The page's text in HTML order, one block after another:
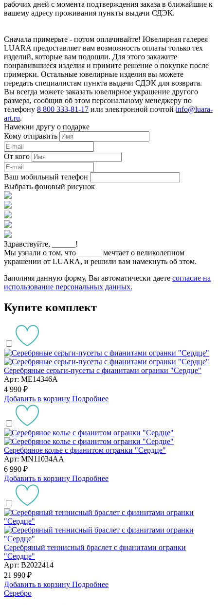
рабочих дней с момента подтверждения заказа в ближайшие к
вашему адресу проживания пункты выдачи СДЭК.
Сначала примерьте - потом оплачивайте! Ювелирная галерея
LUARA предоставляет вам возможность оплаты только тех
изделий, которые вам подошли. Для этого закажите
понравившиеся изделия и примите решение о покупке после
примерки. Остальные ювелирные изделия вы можете
передать специалистам пункта выдачи СДЭК для возврата.
Вы всегда можете заказать ювелирное украшение другого
размера, сообщив об этом персональному менеджеру по
телефону 8 800 333-81-17 или электронной почтой info@luara-
art.ru.
Намекни другу о подарке
Кому отправить
От кого
Ваш мобильный телефон
Выбрать фоновый рисунок
Здравствуйте,
!
Мы узнали о том, что
мечтает о великолепном
украшении от LUARA, и решили вам намекнуть об этом.
Заполняя данную форму, Вы автоматически даете согласие на
использование персональных данных.
Купите комплект
Серебряные серьги-пусеты с фианитами огранки "Сердце"
Арт: ME14346A
4 990 ₽
Добавить в корзину Подробнее
Серебряное колье с фианитом огранки "Сердце"
Арт: MN11034AA
6 990 ₽
Добавить в корзину Подробнее
Серебряный теннисный браслет с фианитами огранки
"Сердце"
Арт: B2022414
21 990 ₽
Добавить в корзину Подробнее
Серебро